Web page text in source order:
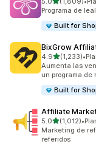
1809 reseñas
Programa de
Built for
BixGrow
4.9de 5(1,233)
1233 reseñas
•
Aumenta las
un programa
Built for
Affiliate
5.0de 5 estrellas
(1,012)
1012 reseñas
•
Marketing de
referidos